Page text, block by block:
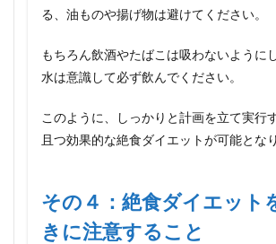
ダイ
エッ
効果
6.1
けど
結果
ダイ
トを
る、油ものや揚げ物は避けてください。
もちろん飲酒やたばこは吸わないように
水は意識して必ず飲んでください。
このように、しっかりと計画を立て実行
且つ効果的な絶食ダイエットが可能とな
その４：絶食ダイエット
きに注意すること